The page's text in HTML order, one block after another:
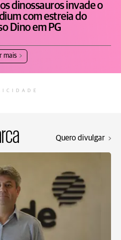
dinossauros invade o
com estreia do
Dino em PG
mais
Quero divulgar